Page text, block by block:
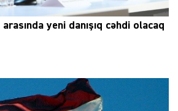
yeni danışıq cəhdi olacaq